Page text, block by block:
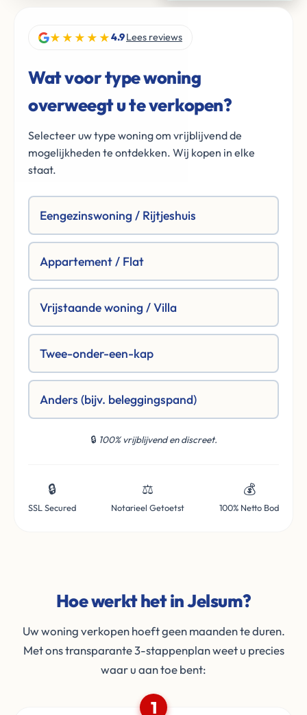
★★★★★4.9Lees reviews
Wat voor type woning
overweegt u te verkopen?
Selecteer uw type woning om vrijblijvend de
mogelijkheden te ontdekken. Wij kopen in elke
staat.
Eengezinswoning / Rijtjeshuis
Appartement / Flat
Vrijstaande woning / Villa
Twee-onder-een-kap
Anders (bijv. beleggingspand)
🔒 100% vrijblijvend en discreet.
🔒
SSL Secured
⚖️
Notarieel Getoetst
💰
100% Netto Bod
Hoe werkt het in Jelsum?
Uw woning verkopen hoeft geen maanden te duren.
Met ons transparante 3-stappenplan weet u precies
waar u aan toe bent:
1